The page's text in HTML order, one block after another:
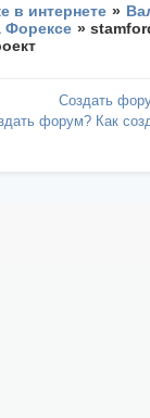
в интернете »
Форексе »
Создать